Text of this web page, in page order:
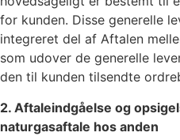
for kunden. Disse generelle
integreret del af Aftalen
som udover de generelle
den til kunden tilsendte
2. Aftaleindgåelse og
naturgasaftale hos anden